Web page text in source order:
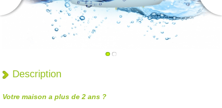
Description
Votre maison a plus de 2 ans ?